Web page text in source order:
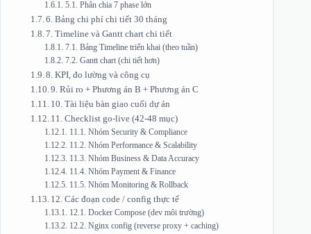
5.1. Phân chia 7 phase lớn
6. Bảng chi phí chi tiết 30 tháng
7. Timeline và Gantt chart chi tiết
7.1. Bảng Timeline triển khai (theo tuần)
7.2. Gantt chart (chi tiết hơn)
8. KPI, đo lường và công cụ
9. Rủi ro + Phương án B + Phương án C
10. Tài liệu bàn giao cuối dự án
11. Checklist go‑live (42‑48 mục)
11.1. Nhóm Security & Compliance
11.2. Nhóm Performance & Scalability
11.3. Nhóm Business & Data Accuracy
11.4. Nhóm Payment & Finance
11.5. Nhóm Monitoring & Rollback
12. Các đoạn code / config thực tế
12.1. Docker Compose (dev môi trường)
12.2. Nginx config (reverse proxy + caching)